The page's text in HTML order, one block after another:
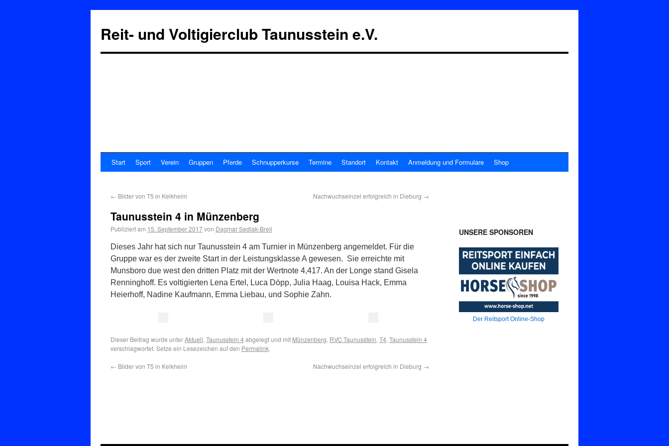
Reit- und Voltigierclub Taunusstein e.V.
Start Sport Verein Gruppen Pferde Schnupperkurse Termine Standort Kontakt Anmeldung und Formulare Shop
← Bilder von T5 in Kelkheim Nachwuchseinzel erfolgreich in Dieburg →
Taunusstein 4 in Münzenberg
Publiziert am 15. September 2017von Dagmar Sedlak-Breil
Dieses Jahr hat sich nur Taunusstein 4 am Turnier in Münzenberg angemeldet. Für die
Gruppe war es der zweite Start in der Leistungsklasse A gewesen. Sie erreichte mit
Munsboro due west den dritten Platz mit der Wertnote 4,417. An der Longe stand Gisela
Renninghoff. Es voltigierten Lena Ertel, Luca Döpp, Julia Haag, Louisa Hack, Emma
Heierhoff, Nadine Kaufmann, Emma Liebau, und Sophie Zahn.
Dieser Beitrag wurde unterAktuell, Taunusstein 4abgelegt und mit Münzenberg, RVC Taunusstein, T4, Taunusstein 4
verschlagwortet. Setze ein Lesezeichen auf den Permalink.
← Bilder von T5 in Kelkheim Nachwuchseinzel erfolgreich in Dieburg →
UNSERE SPONSOREN
Der Reitsport Online-Shop